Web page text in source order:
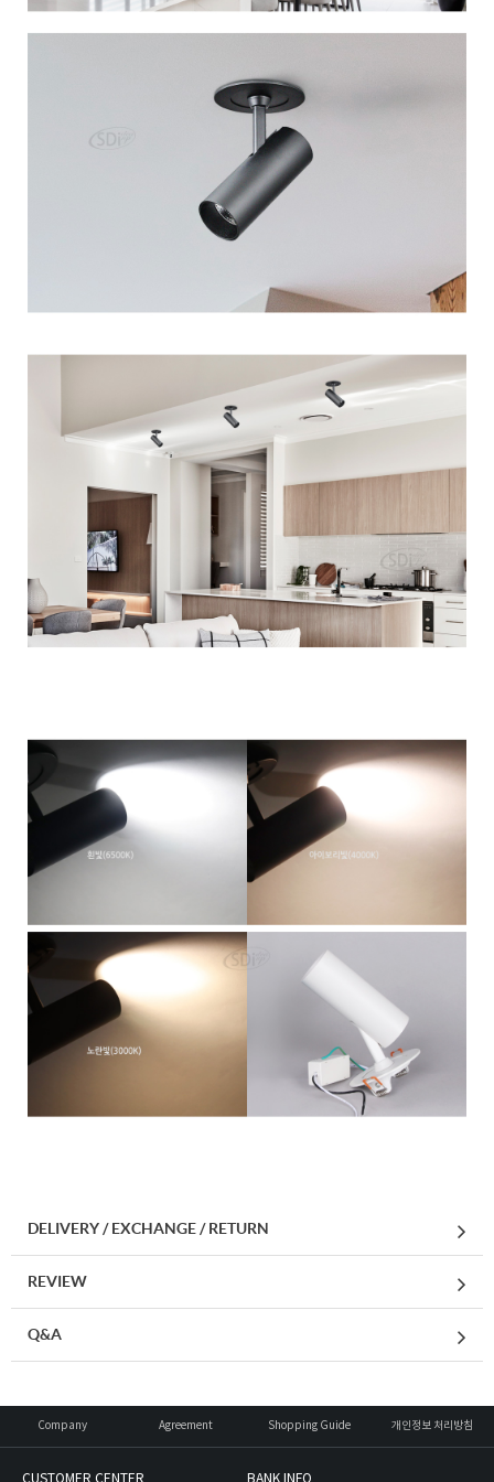
DELIVERY / EXCHANGE / RETURN
REVIEW
Q&A
Company Agreement Shopping Guide 개인정보 처리방침
CUSTOMER CENTER BANK INFO